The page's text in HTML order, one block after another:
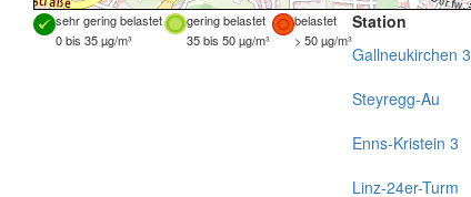
sehr gering belastet gering belastet
belastet
0 bis 35 µg/m³
35 bis 50 µg/m³ > 50 µg/m³
Station
Gallneukirchen 3
Steyregg-Au
Enns-Kristein 3
Linz-24er-Turm